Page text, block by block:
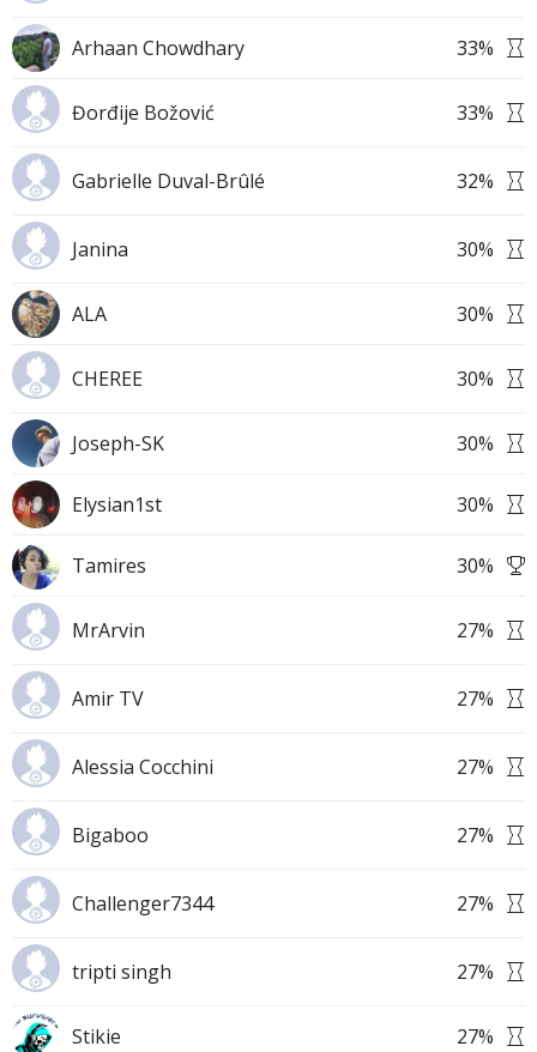
Arhaan Chowdhary 33%
Đorđije Božović 33%
Gabrielle Duval-Brûlé 32%
Janina 30%
ALA 30%
CHEREE 30%
Joseph-SK 30%
Elysian1st 30%
Tamires 30%
MrArvin 27%
Amir TV 27%
Alessia Cocchini 27%
Bigaboo 27%
Challenger7344 27%
tripti singh 27%
Stikie 27%